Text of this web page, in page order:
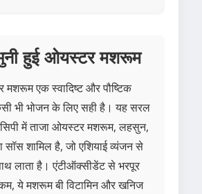
हुई ओयस्टर मशरूम
एक स्वादिष्ट और पौष्टिक
भी भोजन के लिए सही है। यह सरल
में ताजा ओयस्टर मशरूम, लहसुन,
सॉस शामिल है, जो एशियाई व्यंजन से
लाता है। एंटीऑक्सीडेंट से भरपूर
ये मशरूम बी विटामिन और खनिज